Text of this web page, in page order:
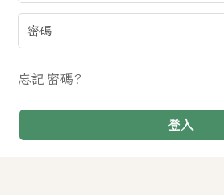
忘記密碼?